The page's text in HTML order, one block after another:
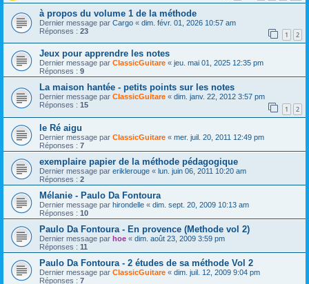
à propos du volume 1 de la méthode
Dernier message par Cargo « dim. févr. 01, 2026 10:57 am
Réponses : 23 1 2
Jeux pour apprendre les notes
Dernier message par ClassicGuitare « jeu. mai 01, 2025 12:35 pm
Réponses : 9
La maison hantée - petits points sur les notes
Dernier message par ClassicGuitare « dim. janv. 22, 2012 3:57 pm
Réponses : 15 1 2
le Ré aigu
Dernier message par ClassicGuitare « mer. juil. 20, 2011 12:49 pm
Réponses : 7
exemplaire papier de la méthode pédagogique
Dernier message par eriklerouge « lun. juin 06, 2011 10:20 am
Réponses : 2
Mélanie - Paulo Da Fontoura
Dernier message par hirondelle « dim. sept. 20, 2009 10:13 am
Réponses : 10
Paulo Da Fontoura - En provence (Methode vol 2)
Dernier message par hoe « dim. août 23, 2009 3:59 pm
Réponses : 11
Paulo Da Fontoura - 2 études de sa méthode Vol 2
Dernier message par ClassicGuitare « dim. juil. 12, 2009 9:04 pm
Réponses : 7